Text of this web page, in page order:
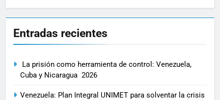
Entradas recientes
La prisión como herramienta de control: Venezuela,
Cuba y Nicaragua 2026
Venezuela: Plan Integral UNIMET para solventar la crisis